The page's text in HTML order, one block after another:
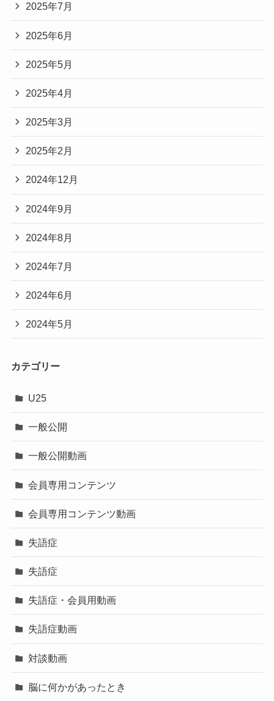
2025年7月
2025年6月
2025年5月
2025年4月
2025年3月
2025年2月
2024年12月
2024年9月
2024年8月
2024年7月
2024年6月
2024年5月
カテゴリー
U25
一般公開
一般公開動画
会員専用コンテンツ
会員専用コンテンツ動画
失語症
失語症
失語症・会員用動画
失語症動画
対談動画
脳に何かがあったとき